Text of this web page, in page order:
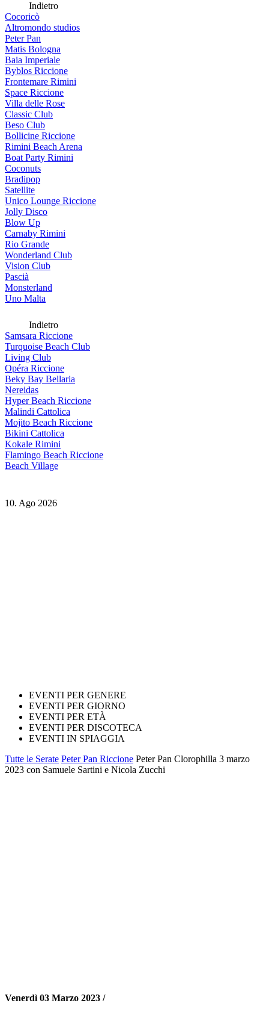
Indietro
Cocoricò
Altromondo studios
Peter Pan
Matis Bologna
Baia Imperiale
Byblos Riccione
Frontemare Rimini
Space Riccione
Villa delle Rose
Classic Club
Beso Club
Bollicine Riccione
Rimini Beach Arena
Boat Party Rimini
Coconuts
Bradipop
Satellite
Unico Lounge Riccione
Jolly Disco
Blow Up
Carnaby Rimini
Rio Grande
Wonderland Club
Vision Club
Pascià
Monsterland
Uno Malta
Indietro
Samsara Riccione
Turquoise Beach Club
Living Club
Opéra Riccione
Beky Bay Bellaria
Nereidas
Hyper Beach Riccione
Malindi Cattolica
Mojito Beach Riccione
Bikini Cattolica
Kokale Rimini
Flamingo Beach Riccione
Beach Village
10. Ago 2026
EVENTI PER GENERE
EVENTI PER GIORNO
EVENTI PER ETÀ
EVENTI PER DISCOTECA
EVENTI IN SPIAGGIA
Tutte le Serate Peter Pan Riccione Peter Pan Clorophilla 3 marzo
2023 con Samuele Sartini e Nicola Zucchi
Venerdì 03 Marzo 2023 /